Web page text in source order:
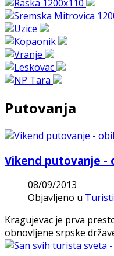
Putovanja
Vikend putovanje -
08/09/2013
Objavljeno u
Kragujevac je prva
obnovljene srpske